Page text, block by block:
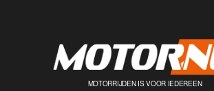
MOTORRIJDEN IS VOOR IEDEREEN